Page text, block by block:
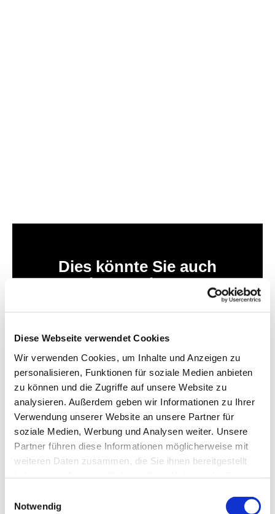
Diese Webseite verwendet Cookies
Wir verwenden Cookies, um Inhalte und Anzeigen zu
personalisieren, Funktionen für soziale Medien anbieten
zu können und die Zugriffe auf unsere Website zu
analysieren. Außerdem geben wir Informationen zu Ihrer
Verwendung unserer Website an unsere Partner für
soziale Medien, Werbung und Analysen weiter. Unsere
Partner führen diese Informationen möglicherweise mit
weiteren Daten zusammen, die Sie ihnen bereitgestellt
Notwendig
Dies könnte Sie auch
interessieren